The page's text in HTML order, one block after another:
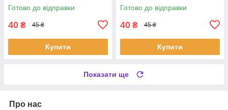
Готово до відправки
40 ₴ 45 ₴
Купити
Готово до відправки
40 ₴ 45 ₴
Купити
Показати ще
Про нас